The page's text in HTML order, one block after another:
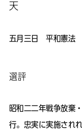
天
五月三日 平和憲法
選評
昭和二二年戦争放棄
行。忠実に実施され